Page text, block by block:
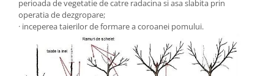
perioada de vegetatie de catre radacina si asa slabita prin
operatia de dezgropare;
· inceperea taierilor de formare a coroanei pomului.